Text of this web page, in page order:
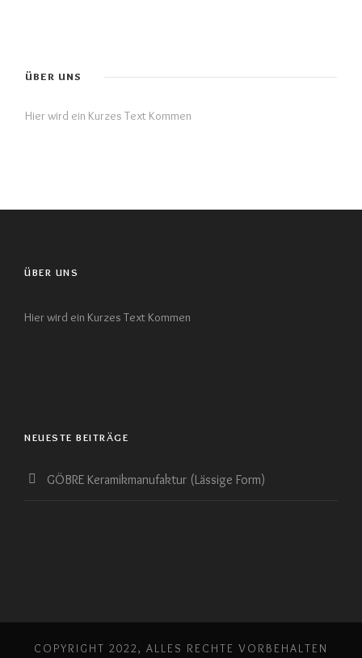
ÜBER UNS
Hier wird ein Kurzes Text Kommen
ÜBER UNS
Hier wird ein Kurzes Text Kommen
NEUESTE BEITRÄGE
GÖBRE Keramikmanufaktur (Lässige Form)
COPYRIGHT 2022, ALLES RECHTE VORBEHALTEN